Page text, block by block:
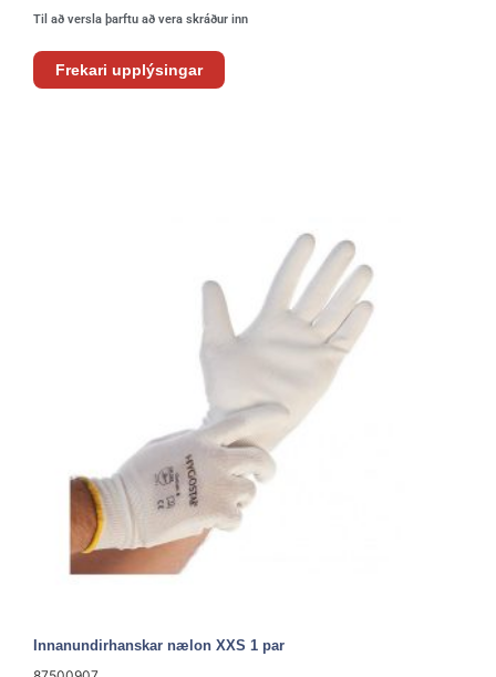
Til að versla þarftu að vera skráður inn
Frekari upplýsingar
Innanundirhanskar nælon XXS 1 par